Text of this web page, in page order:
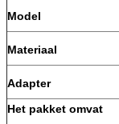
Model
Materiaal
Adapter
Het pakket omvat